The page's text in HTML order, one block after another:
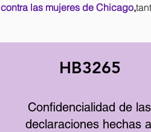
contra las mujeres de Chicago,
HB3265
Confidencialidad de las
declaraciones hechas